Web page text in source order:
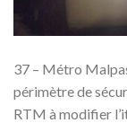
37 – Métro
périmètre de
RTM à modifier